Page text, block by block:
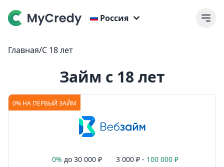
Россия
Главная/С 18 лет
Займ с 18 лет
0% НА ПЕРВЫЙ ЗАЙМ
0% до 30 000 ₽
3 000 ₽ - 100 000 ₽